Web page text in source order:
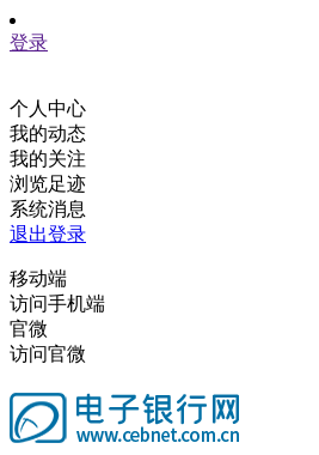
登录
个人中心
我的动态
我的关注
浏览足迹
系统消息
退出登录
移动端
访问手机端
官微
访问官微